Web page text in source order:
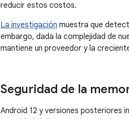
reducir estos costos.
La investigación muestra que
embargo, dada la complejidad de
mantiene un proveedor y la
Seguridad de la
Android 12 y versiones posteriores